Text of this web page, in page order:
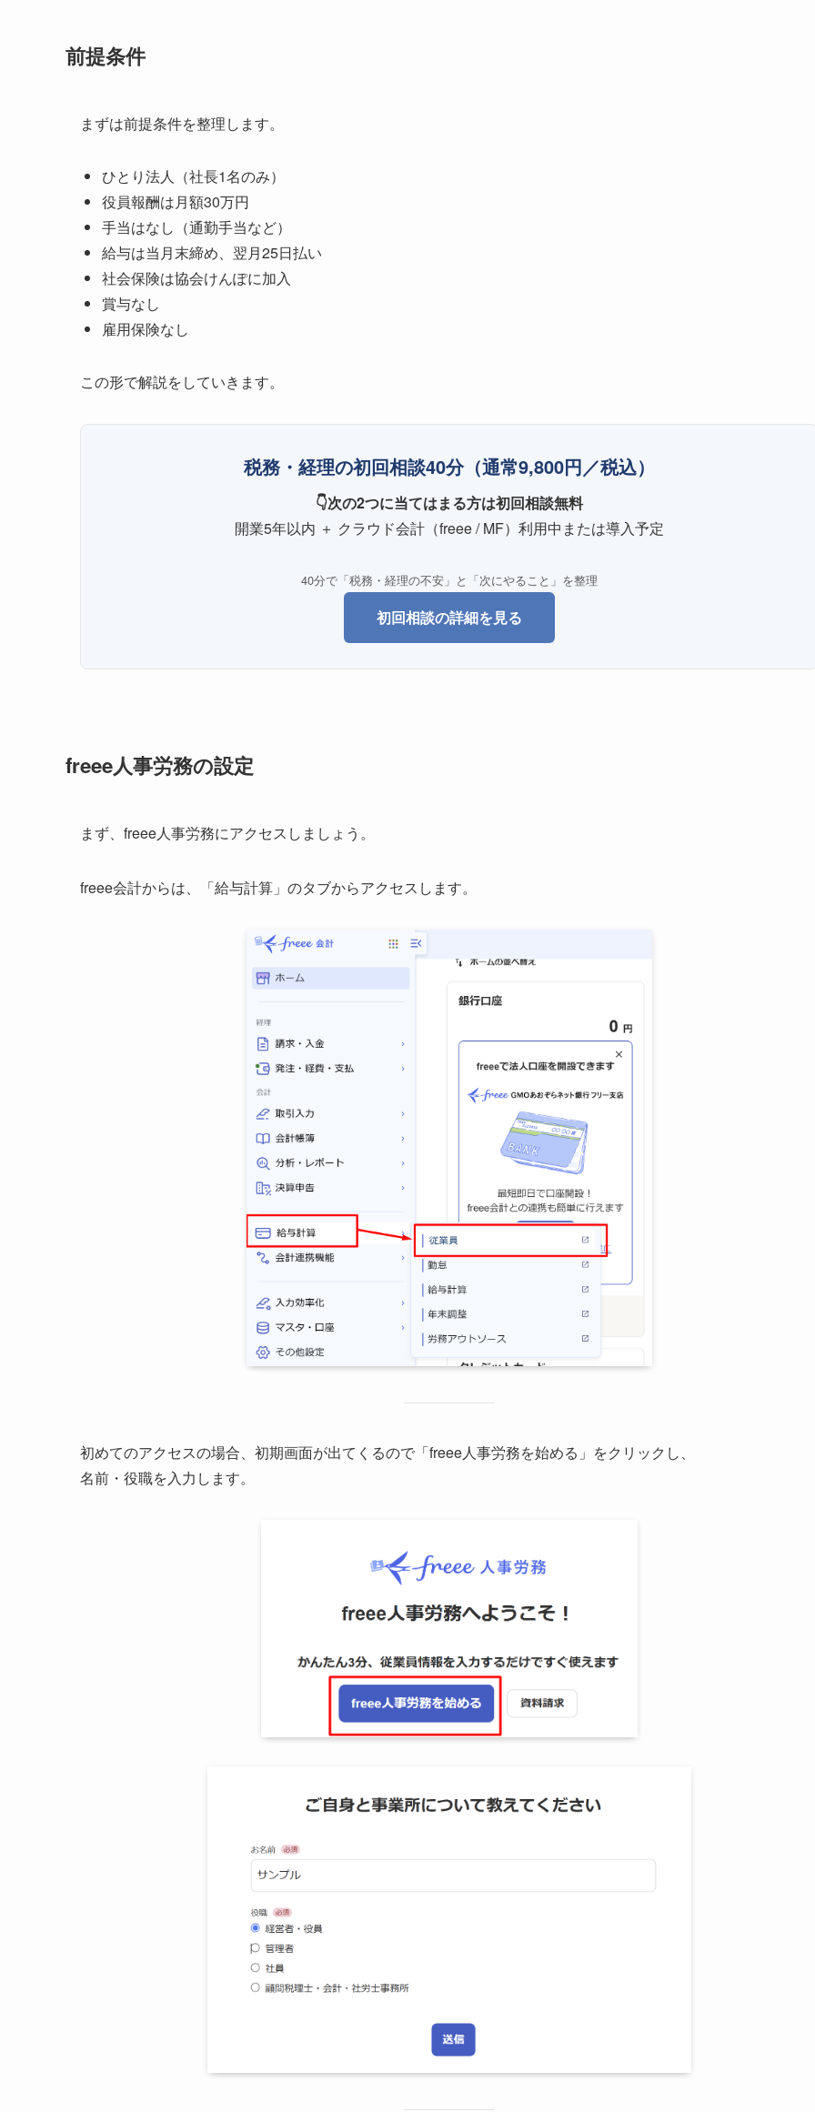
前提条件
まずは前提条件を整理します。
ひとり法人（社長1名のみ）
役員報酬は月額30万円
手当はなし（通勤手当など）
給与は当月末締め、翌月25日払い
社会保険は協会けんぽに加入
賞与なし
雇用保険なし
この形で解説をしていきます。
税務・経理の初回相談40分（通常9,800円／税込）
👇次の2つに当てはまる方は初回相談無料
開業5年以内 ＋ クラウド会計（freee / MF）利用中または導入予定
40分で「税務・経理の不安」と「次にやること」を整理
初回相談の詳細を見る
freee人事労務の設定
まず、freee人事労務にアクセスしましょう。
freee会計からは、「給与計算」のタブからアクセスします。
初めてのアクセスの場合、初期画面が出てくるので「freee人事労務を始める」をクリックし、
名前・役職を入力します。